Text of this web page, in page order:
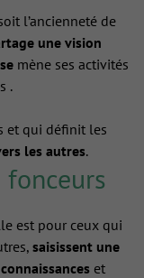
l’ancienneté de
une vision
mène ses activités
.
et qui définit les
les autres.
fonceurs
est pour ceux qui
saisissent une
et